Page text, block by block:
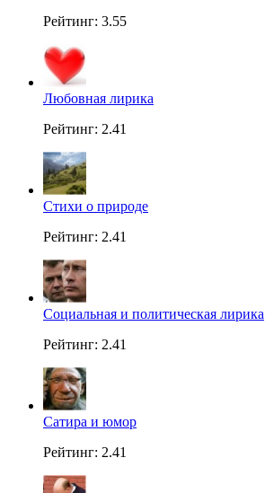
Рейтинг: 3.55
Любовная лирика
Рейтинг: 2.41
Стихи о природе
Рейтинг: 2.41
Социальная и политическая лирика
Рейтинг: 2.41
Сатира и юмор
Рейтинг: 2.41